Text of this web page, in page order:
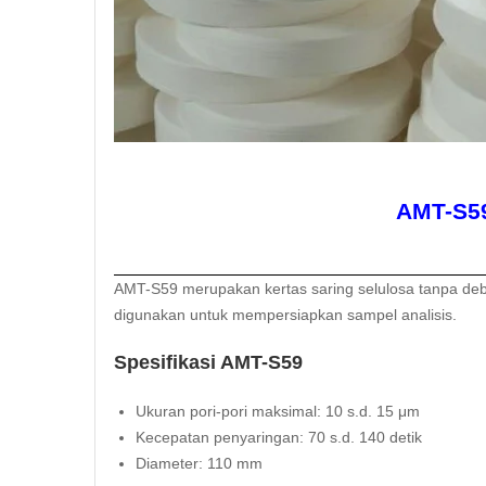
AMT-
AMT-S59 merupakan kertas saring selulosa tanpa
digunakan untuk mempersiapkan sampel analisis.
Spesifikasi AMT-S59
Ukuran pori-pori maksimal: 10 s.d. 15 μm
Kecepatan penyaringan: 70 s.d. 140 detik
Diameter: 110 mm